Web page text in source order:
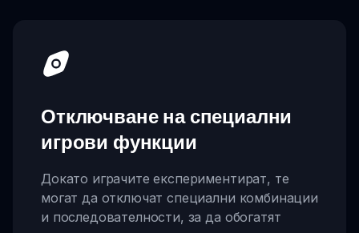
Отключване на специални
игрови функции
Докато играчите експериментират, те
могат да отключат специални комбинации
и последователности, за да обогатят